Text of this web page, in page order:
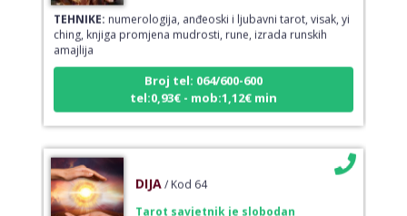
TEHNIKE:numerologija, anđeoski i ljubavni tarot, visak, yi
ching, knjiga promjena mudrosti, rune, izrada runskih
amajlija
Broj tel: 064/600-600
tel:0,93€ - mob:1,12€ min
DIJA / Kod 64
Tarot savjetnik je slobodan